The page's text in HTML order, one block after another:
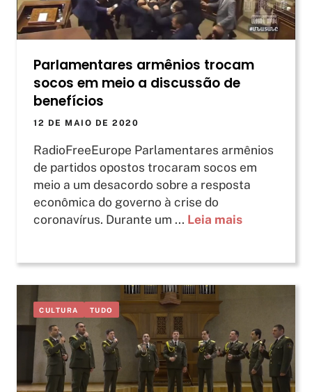
Parlamentares armênios trocam
socos em meio a discussão de
benefícios
12 DE MAIO DE 2020
RadioFreeEurope Parlamentares armênios
de partidos opostos trocaram socos em
meio a um desacordo sobre a resposta
econômica do governo à crise do
coronavírus. Durante um ... Leia mais
CULTURA TUDO